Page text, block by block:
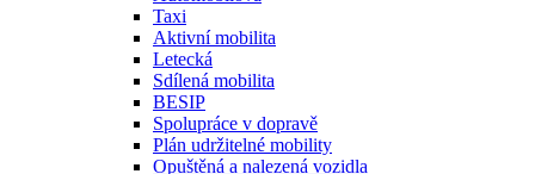
Taxi
Aktivní mobilita
Letecká
Sdílená mobilita
BESIP
Spolupráce v dopravě
Plán udržitelné mobility
Opuštěná a nalezená vozidla